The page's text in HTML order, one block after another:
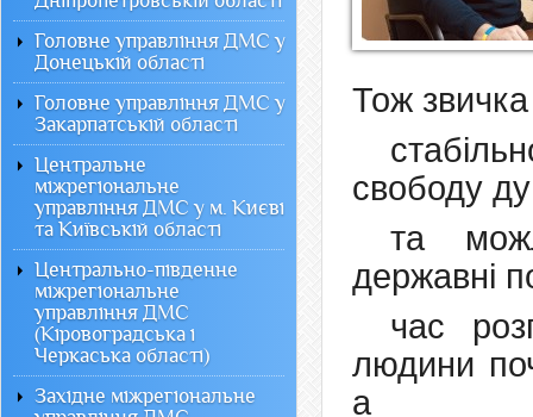
Тож
свободу
та
державні
час
людини
а
Головне управління ДМС у
Донецькій області
Головне управління ДМС у
Закарпатській області
Центральне
міжрегіональне
управління ДМС у м. Києві
та Київській області
Центрально-південне
міжрегіональне
управління ДМС
(Кіровоградська і
Черкаська області)
Західне міжрегіональне